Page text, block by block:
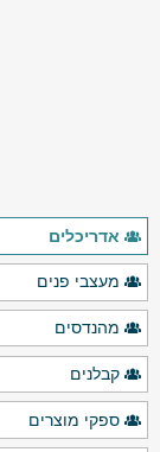
אדריכלים
מעצבי פנים
מהנדסים
קבלנים
ספקי מוצרים